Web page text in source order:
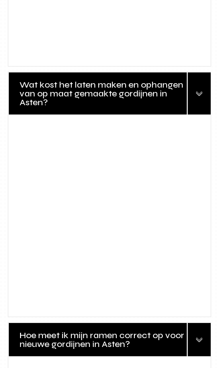
Wat kost het laten maken en ophangen
van op maat gemaakte gordijnen in
Asten?
Hoe meet ik mijn ramen correct op voor
nieuwe gordijnen in Asten?